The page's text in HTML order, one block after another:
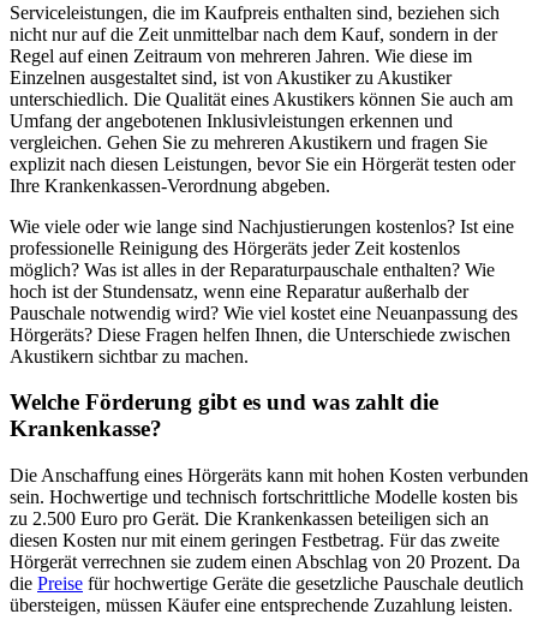
Serviceleistungen, die im Kaufpreis enthalten sind, beziehen sich
nicht nur auf die Zeit unmittelbar nach dem Kauf, sondern in der
Regel auf einen Zeitraum von mehreren Jahren. Wie diese im
Einzelnen ausgestaltet sind, ist von Akustiker zu Akustiker
unterschiedlich. Die Qualität eines Akustikers können Sie auch am
Umfang der angebotenen Inklusivleistungen erkennen und
vergleichen. Gehen Sie zu mehreren Akustikern und fragen Sie
explizit nach diesen Leistungen, bevor Sie ein Hörgerät testen oder
Ihre Krankenkassen-Verordnung abgeben.
Wie viele oder wie lange sind Nachjustierungen kostenlos? Ist eine
professionelle Reinigung des Hörgeräts jeder Zeit kostenlos
möglich? Was ist alles in der Reparaturpauschale enthalten? Wie
hoch ist der Stundensatz, wenn eine Reparatur außerhalb der
Pauschale notwendig wird? Wie viel kostet eine Neuanpassung des
Hörgeräts? Diese Fragen helfen Ihnen, die Unterschiede zwischen
Akustikern sichtbar zu machen.
Welche Förderung gibt es und was zahlt die
Krankenkasse?
Die Anschaffung eines Hörgeräts kann mit hohen Kosten verbunden
sein. Hochwertige und technisch fortschrittliche Modelle kosten bis
zu 2.500 Euro pro Gerät. Die Krankenkassen beteiligen sich an
diesen Kosten nur mit einem geringen Festbetrag. Für das zweite
Hörgerät verrechnen sie zudem einen Abschlag von 20 Prozent. Da
die Preise für hochwertige Geräte die gesetzliche Pauschale deutlich
übersteigen, müssen Käufer eine entsprechende Zuzahlung leisten.